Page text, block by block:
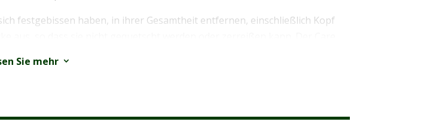
festgebissen haben, in ihrer Gesamtheit entfernen, einschließlich Kopf
Sie mehr 3